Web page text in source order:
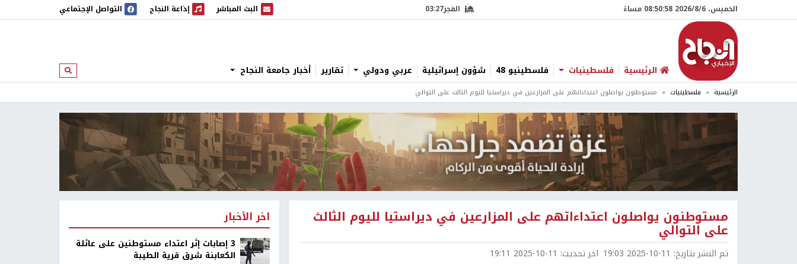
الخميس، 6/‏8/‏2026 08:50:59 مساءً الفجر03:27 البث المباشر
البث المباشر إذاعة النجاح
إذاعة النجاح التواصل الإجتماعي
الرئيسية فلسطينيات فلسطينيو 48 شؤون إسرائيلية عربي ودولي تقارير أخبار جامعة النجاح ابحث
الرئيسية فلسطينيات مستوطنون يواصلون اعتداءاتهم على المزارعين في ديراستيا لليوم الثالث على التوالي
مستوطنون يواصلون اعتداءاتهم على المزارعين في ديراستيا لليوم الثالث
على التوالي
تم النشر بتاريخ: 2025-10-11 19:03 اخر تحديث: 2025-10-11 19:11
اخر الأخبار
‏3 إصابات إثر اعتداء مستوطنين على عائلة
الكعابنة شرق قرية الطيبة